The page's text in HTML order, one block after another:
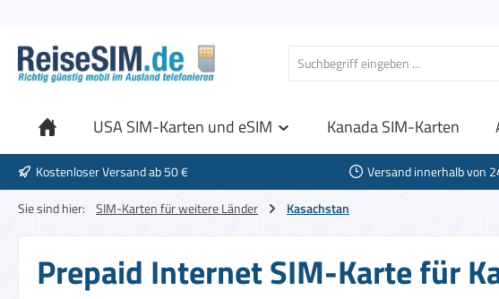
USA SIM-Karten und eSIM Kanada SIM-Karten
Kostenloser Versand ab 50 € Versand innerhalb von
Sie sind hier:
SIM-Karten für weitere Länder Kasachstan
Prepaid Internet SIM-Karte für